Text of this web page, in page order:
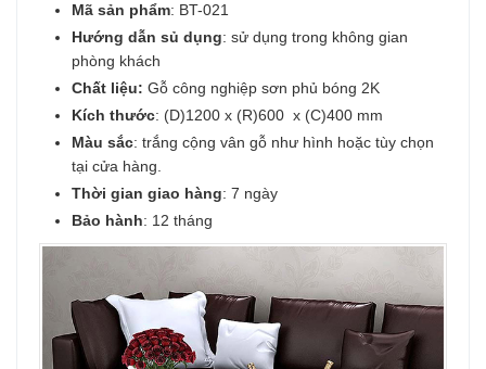
Mã sản phẩm: BT-021
Hướng dẫn sủ dụng: sử dụng trong không gian
phòng khách
Chất liệu: Gỗ công nghiệp sơn phủ bóng 2K
Kích thước: (D)1200 x (R)600 x (C)400 mm
Màu sắc: trắng cộng vân gỗ như hình hoặc tùy chọn
tại cửa hàng.
Thời gian giao hàng: 7 ngày
Bảo hành: 12 tháng